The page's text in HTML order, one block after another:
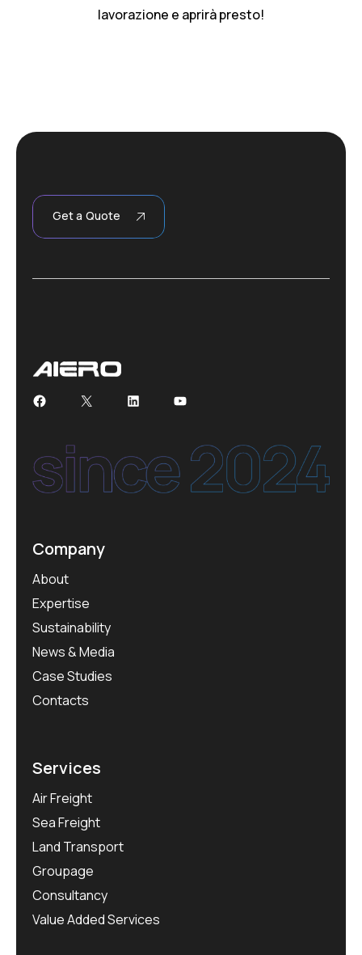
lavorazione e aprirà presto!
Get a Quote
Facebook
X LinkedInYouTube
Company
About
Expertise
Sustainability
News & Media
Case Studies
Contacts
Services
Air Freight
Sea Freight
Land Transport
Groupage
Consultancy
Value Added Services